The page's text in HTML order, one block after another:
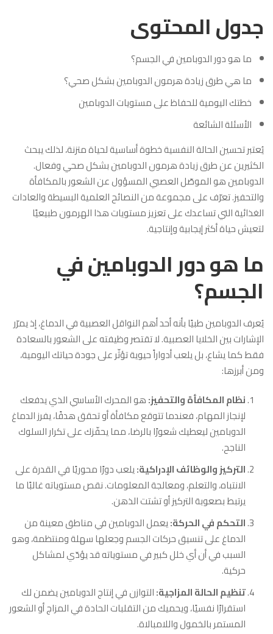
جدول المحتوى
ما هو دور الدوبامين في الجسم؟
ما هي طرق زيادة هرمون الدوبامين بشكل صحي؟
خطتك اليومية للحفاظ على مستويات الدوبامين
الأسئلة الشائعة
يُعتبر تحسين الحالة النفسية خطوة أساسية لحياة متزنة، لذلك يبحث
الكثيرين عن طرق زيادة هرمون الدوبامين بشكل صحي وفعال.
الدوبامين هو الموصّل العصبي المسؤول عن الشعور بالمكافأة
والتحفيز. تعرّف على مجموعة من النصائح العلمية البسيطة والعادات
الغذائية التي تساعدك على تعزيز مستويات هذا الهرمون طبيعيًا
لتعيش حياة أكثر إيجابية وإنتاجية.
ما هو دور الدوبامين في
الجسم؟
يُعرف الدوبامين طبيًا بأنه أحد أهم النواقل العصبية في الدماغ، إذ يمرّر
الإشارات بين الخلايا العصبية. لا تقتصر وظيفته على الشعور بالسعادة
فقط كما يشاع، بل يلعب أدواراً حيوية تؤثّر على جودة حياتك اليومية،
ومن أبرزها:
نظام المكافأة والتحفيز:هو المحرك الأساسي الذي يدفعك
لإنجاز المهام، فعندما تتوقع مكافأة أو تحقق هدفًا، يفرز الدماغ
الدوبامين ليعطيك شعورًا بالرضا، مما يحفّزك على تكرار السلوك
الناجح.
التركيز والوظائف الإدراكية:يلعب دورًا محوريًا في القدرة على
الانتباه، والتعلم، ومعالجة المعلومات. نقص مستوياته غالبًا ما
يرتبط بصعوبة التركيز أو تشتت الذهن.
التحكم في الحركة:يعمل الدوبامين في مناطق معينة من
الدماغ على تنسيق حركات الجسم وجعلها سهلة ومنتظمة، وهو
السبب في أن أي خلل كبير في مستوياته قد يؤدّي لمشاكل
حركية.
تنظيم الحالة المزاجية:التوازن في إنتاج الدوبامين يضمن لك
استقرارًا نفسيًا، ويحميك من التقلبات الحادة في المزاج أو الشعور
المستمر بالخمول واللامبالاة.